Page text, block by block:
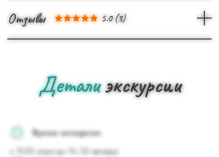
Отзывы 5.0 (3)
Деталиэкскурсии
Время экскурсии
с 9.00 утра до 16.30 вечера